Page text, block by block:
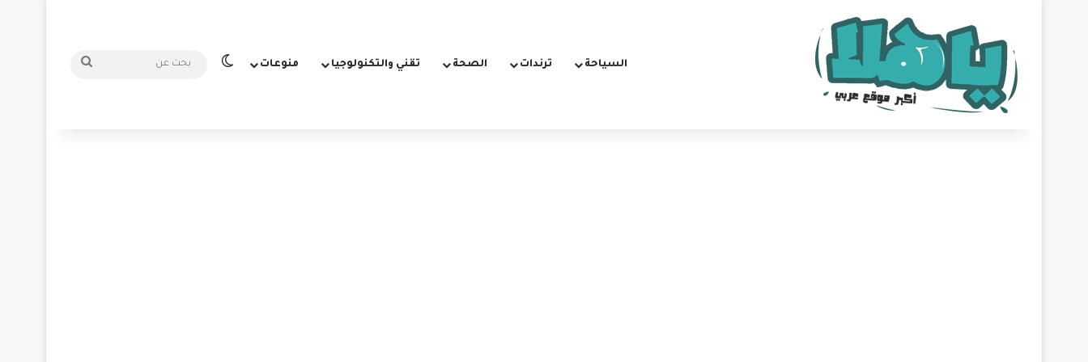
السياحة ترندات الصحة تقني والتكنولوجيا منوعات الوضع المظلم